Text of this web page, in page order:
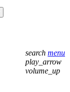
search menu
play_arrow
volume_up